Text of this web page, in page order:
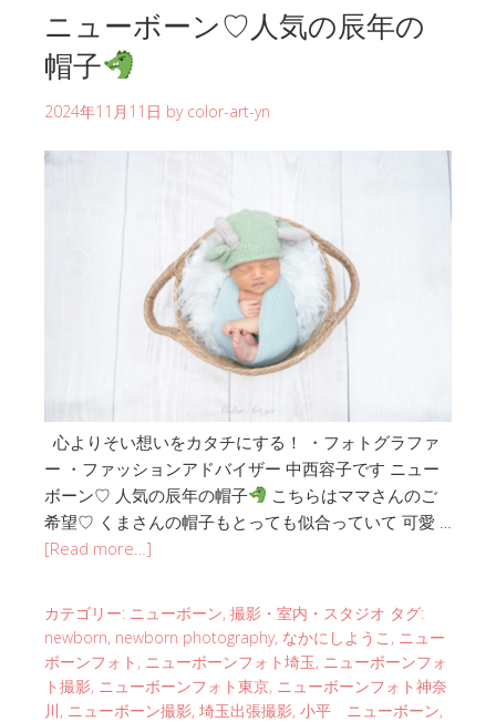
ニューボーン♡人気の辰年の
帽子
2024年11月11日 by color-art-yn
心よりそい想いをカタチにする！ ・フォトグラファ
ー ・ファッションアドバイザー 中西容子です ニュー
ボーン♡ 人気の辰年の帽子
こちらはママさんのご
希望♡ くまさんの帽子もとっても似合っていて 可愛 …
[Read more…]
カテゴリー: ニューボーン, 撮影・室内・スタジオ タグ:
newborn, newborn photography, なかにしようこ , ニュー
ボーンフォト , ニューボーンフォト埼玉, ニューボーンフォ
ト撮影, ニューボーンフォト東京, ニューボーンフォト神奈
川, ニューボーン撮影, 埼玉出張撮影, 小平 ニューボーン,